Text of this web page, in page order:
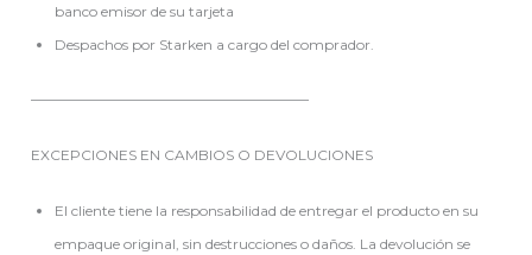
banco emisor de su tarjeta
Despachos por Starken a cargo del comprador.
———————————————————–
EXCEPCIONES EN CAMBIOS O DEVOLUCIONES
El cliente tiene la responsabilidad de entregar el producto en su
empaque original, sin destrucciones o daños. La devolución se